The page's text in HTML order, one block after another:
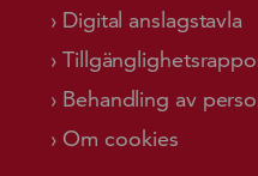
Digital anslagstavla
Behandling av
Om cookies